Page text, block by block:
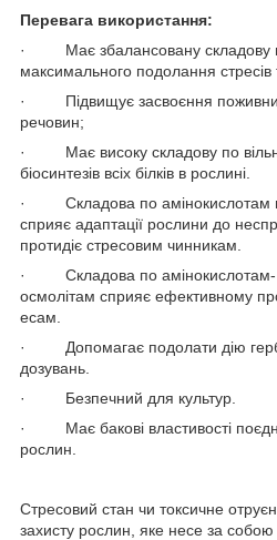
Перевага використання:
· Має збалансовану складову
максимального подолання
· Підвищує засвоєння
речовин;
· Має високу складову по
біосинтезів всіх білків в рослині.
· Складова по амінокислотам
сприяє адаптації рослини до
протидіє стресовим чинникам.
· Складова по амінокислотам-
осмолітам сприяє ефективному
есам.
· Допомагає подолати дію
дозувань.
· Безпечний для культур.
· Має бакові властивості
рослин.
Стресовий стан чи токсичне
захисту рослин, яке несе за собою